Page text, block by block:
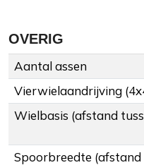
OVERIG
Aantal assen
Vierwielaandrijving
Wielbasis (afstand
Spoorbreedte (afstand